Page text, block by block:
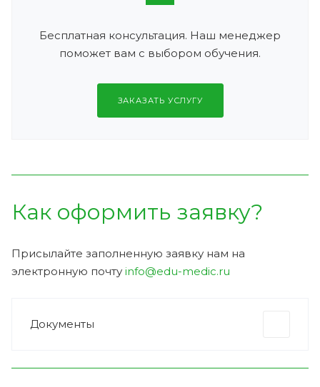
Бесплатная консультация. Наш менеджер
поможет вам с выбором обучения.
ЗАКАЗАТЬ УСЛУГУ
Как оформить заявку?
Присылайте заполненную заявку нам на
электронную почту info@edu-medic.ru
Документы